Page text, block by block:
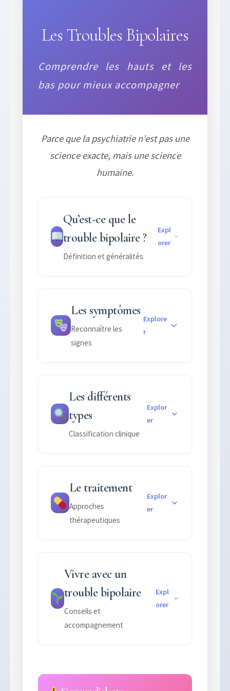
Les Troubles Bipolaires
Comprendre les hauts et les
bas pour mieux accompagner
Parce que la psychiatrie n’est pas une
science exacte, mais une science
humaine.
Qu’est-ce que le
trouble bipolaire ?
Définition et généralités
Expl
orer
Les symptômes
Reconnaître les
signes
Explore
r
Les différents
types
Classification clinique
Explor
er
Le traitement
Approches
thérapeutiques
Explor
er
Vivre avec un
trouble bipolaire
Conseils et
accompagnement
Expl
orer